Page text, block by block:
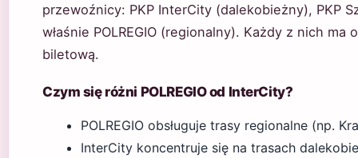
przewoźnicy: PKP InterCity (dalekobieżny), PKP
właśnie POLREGIO (regionalny). Każdy z nich
biletową.
Czym się różni POLREGIO od InterCity?
POLREGIO obsługuje trasy regionalne (np.
InterCity koncentruje się na trasach